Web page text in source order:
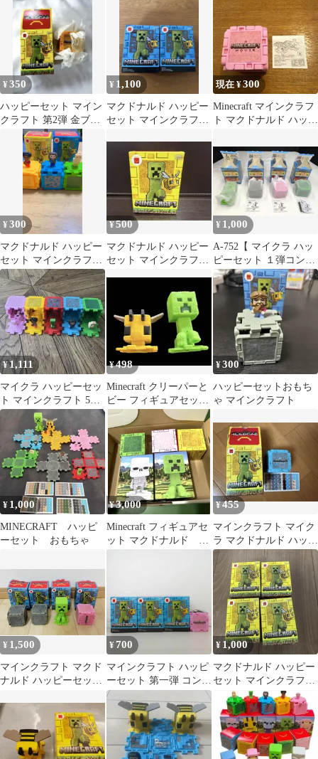
ルコンプセット
¥350
ハッピーセット マイン
クラフト 第2弾 金ブロ
ックとドーン
¥ 1,100
マクドナルド ハッピー
セット マインクラフト
現在 ¥300
Minecraft マインクラフ
ト マクドナルド ハッピ
¥300
マクドナルド ハッピー
セット マインクラフト
おもちゃ 3種セット
¥500
マクドナルド ハッピー
セット マインクラフト
¥ 1,000
A-752【 マイクラ ハッ
ピーセット １弾コンプ
セット 】
¥1,111
マイクラ ハッピーセッ
ト マインクラフト 5セ
ットMinecraft マクド
¥498
Minecraft クリーパーと
ビー フィギュアセッ
ト ハッピーセット
¥300
ハッピーセットおもち
ゃ マインクラフト
¥ 1,000
MINECRAFT ハッピ
ーセット おもちゃ
¥3,000
Minecraft フィギュアセ
ット マクドナルド ハ
¥455
マインクラフト マイク
ラ マクドナルド ハッピ
ーセット おもちゃ ステ
ィーブ
¥ 1,500
マインクラフト マクド
ナルド ハッピーセット
クラ
¥ 700
マインクラフト ハッピ
ーセット 第一弾 コンプ
リート 4種類セット
¥ 1,000
マクドナルド ハッピー
セット マインクラフト
4個セット 2弾コンプ